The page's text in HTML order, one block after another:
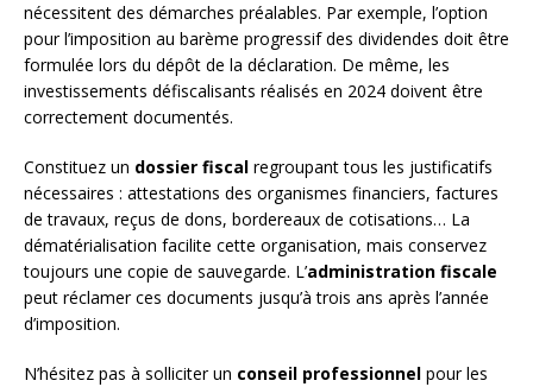
nécessitent des démarches préalables. Par exemple, l’option
pour l’imposition au barème progressif des dividendes doit être
formulée lors du dépôt de la déclaration. De même, les
investissements défiscalisants réalisés en 2024 doivent être
correctement documentés.
Constituez un dossier fiscal regroupant tous les justificatifs
nécessaires : attestations des organismes financiers, factures
de travaux, reçus de dons, bordereaux de cotisations… La
dématérialisation facilite cette organisation, mais conservez
toujours une copie de sauvegarde. L’administration fiscale
peut réclamer ces documents jusqu’à trois ans après l’année
d’imposition.
N’hésitez pas à solliciter un conseil professionnel pour les